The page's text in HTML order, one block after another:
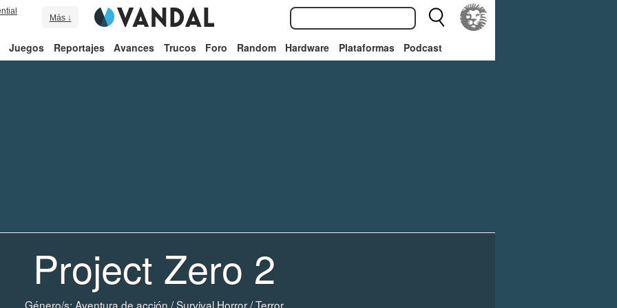
Más ↓
Juegos Reportajes Avances Trucos Foro Random Hardware Plataformas Podcast
Project Zero 2
Género/s: Aventura de acción /Survival Horror/Terror